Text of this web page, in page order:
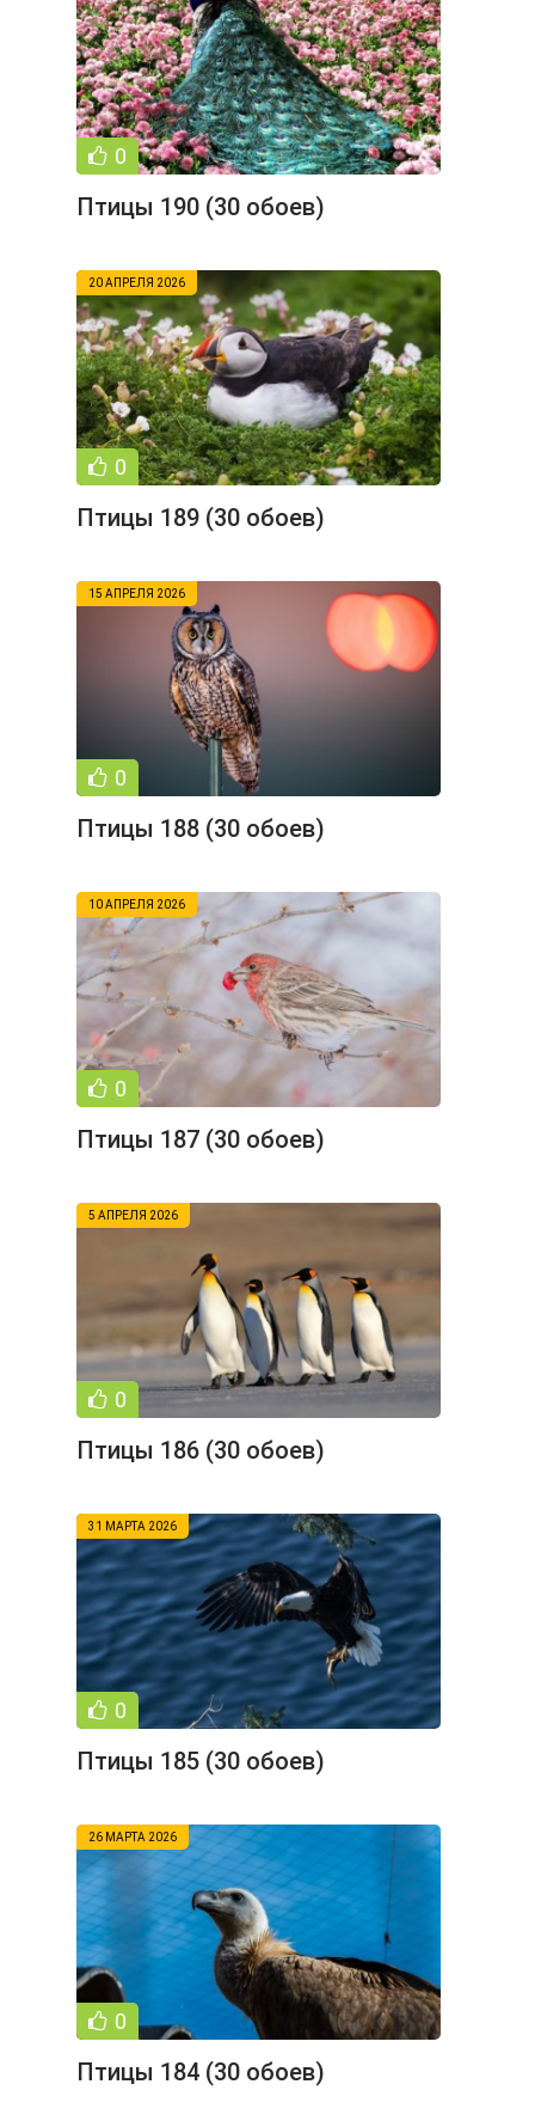
0
Птицы 190 (30 обоев)
20 АПРЕЛЯ 2026
0
Птицы 189 (30 обоев)
15 АПРЕЛЯ 2026
0
Птицы 188 (30 обоев)
10 АПРЕЛЯ 2026
0
Птицы 187 (30 обоев)
5 АПРЕЛЯ 2026
0
Птицы 186 (30 обоев)
31 МАРТА 2026
0
Птицы 185 (30 обоев)
26 МАРТА 2026
0
Птицы 184 (30 обоев)